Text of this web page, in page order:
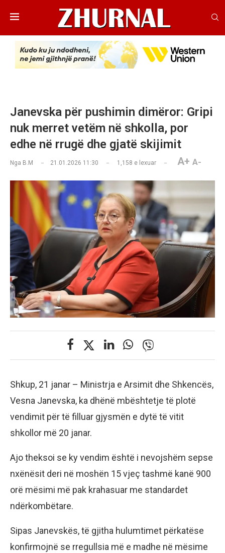
Janevska për pushimin dimëror: Gripi
nuk merret vetëm në shkolla, por
edhe në rrugë dhe gjatë skijimit
Nga B.M 21.01.2026 11:30 1,158 e lexuar A+ A-
Shkup, 21 janar – Ministrja e Arsimit dhe Shkencës,
Vesna Janevska, ka dhënë mbështetje të plotë
vendimit për të filluar gjysmën e dytë të vitit
shkollor më 20 janar.
Ajo theksoi se ky vendim është i nevojshëm sepse
nxënësit deri në moshën 15 vjeç tashmë kanë 900
orë mësimi më pak krahasuar me standardet
ndërkombëtare.
Sipas Janevskës, të gjitha hulumtimet përkatëse
konfirmojnë se rregullsia më e madhe në mësime